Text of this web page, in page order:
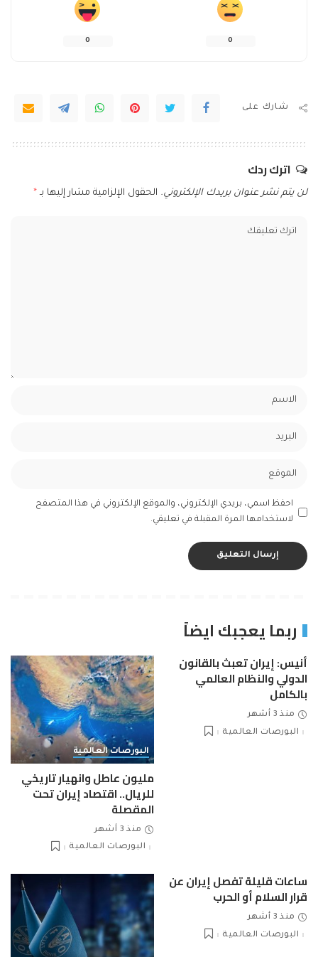
0
0
شارك على
اترك ردك
لن يتم نشر عنوان بريدك الإلكتروني. الحقول الإلزامية مشار إليها بـ *
احفظ اسمي، بريدي الإلكتروني، والموقع الإلكتروني في هذا المتصفح
لاستخدامها المرة المقبلة في تعليقي.
ربما يعجبك ايضاً
أنيس: إيران تعبث بالقانون
الدولي والنظام العالمي
بالكامل
منذ 3 أشهر
البورصات العالمية
البورصات العالمية
مليون عاطل وانهيار تاريخي
للريال.. اقتصاد إيران تحت
المقصلة
منذ 3 أشهر
البورصات العالمية
ساعات قليلة تفصل إيران عن
قرار السلام أو الحرب
منذ 3 أشهر
البورصات العالمية